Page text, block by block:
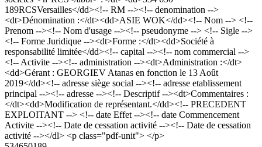
189RCSVersailles</dd><!-- RM --><!-- denomination -->
<dt>Dénomination :</dt><dd>ASIE WOK</dd><!-- Nom --> <!--
Prenom --><!-- Nom d'usage --><!-- pseudonyme --> <!-- Sigle -->
<!-- Forme Juridique --><dt>Forme :</dt><dd>Société à
responsabilité limitée</dd><!-- capital --><!-- nom commercial -->
<!-- Activite --><!-- administration --><dt>Administration :</dt>
<dd>Gérant : GEORGIEV Atanas en fonction le 13 Août
2019</dd><!-- adresse siège social --><!-- adresse etablissement
principal --><!-- adresse --><!-- Descriptif --><dt>Commentaires :
</dt><dd>Modification de représentant.</dd><!-- PRECEDENT
EXPLOITANT --> <!-- date Effet --><!-- date Commencement
Activite --><!-- Date de cessation activité --><!-- Date de cessation
activité --></dl> <p class="pdf-unit"> </p>